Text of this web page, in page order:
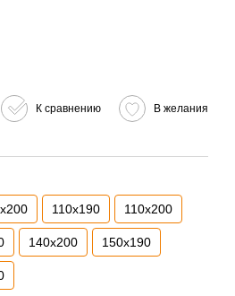
К сравнению В желания
110х190 110х200
140х200 150х190